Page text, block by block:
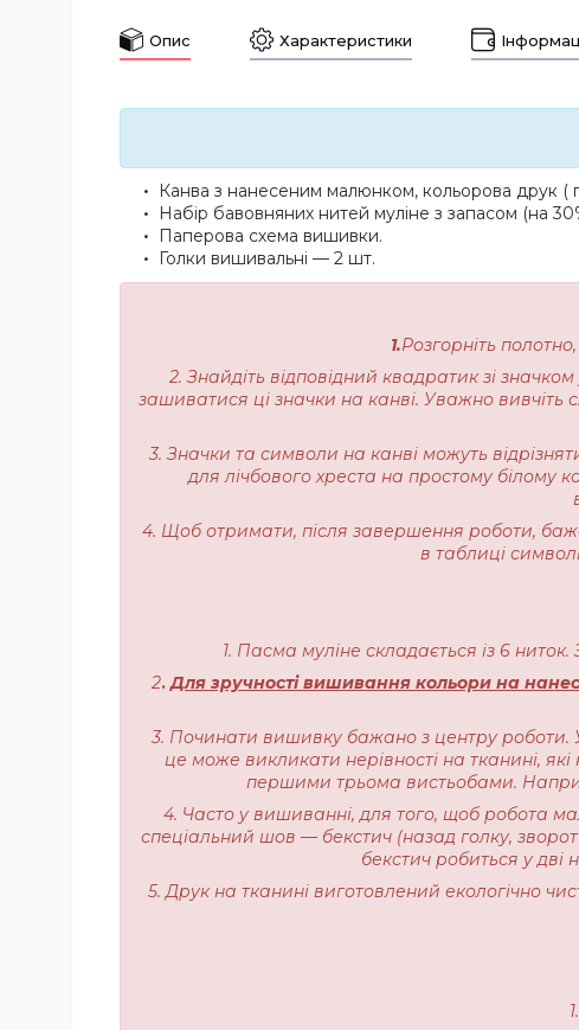
Опис Характеристики
Канва з нанесеним малюнком, кольорова друк (
Набір бавовняних нитей муліне з запасом (на
Паперова схема вишивки.
Голки вишивальні — 2 шт.
1.Розгорніть
2. Знайдіть відповідний квадратик зі
зашиватися ці значки на канві. Уважно вивчіть
3. Значки та символи на канві можуть
для лічбового хреста на простому білому
4. Щоб отримати, після завершення роботи,
в таблиці
1. Пасма муліне складається із 6
2.Для зручності вишивання кольори на
3. Починати вишивку бажано з центру роботи.
це може викликати нерівності на тканині,
першими трьома вистьобами.
4. Часто у вишиванні, для того, щоб робота
спеціальний шов — бекстич (назад голку,
бекстич робиться у дві
5. Друк на тканині виготовлений екологічно